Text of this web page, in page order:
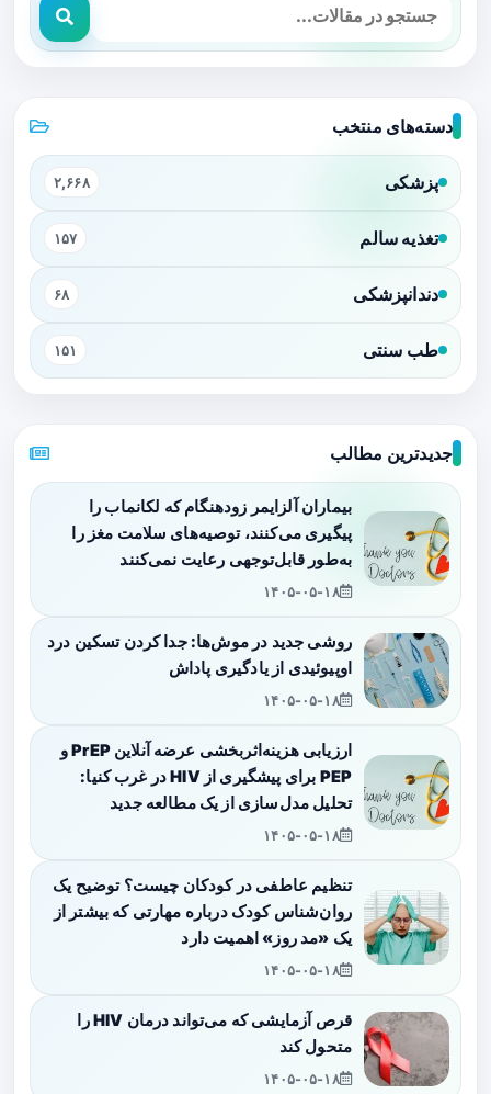
دسته‌های منتخب
پزشکی ۲,۶۶۸
تغذیه سالم ۱۵۷
دندانپزشکی ۶۸
طب سنتی ۱۵۱
جدیدترین مطالب
بیماران آلزایمر زودهنگام که لکانماب را
پیگیری می‌کنند، توصیه‌های سلامت مغز را
به‌طور قابل‌توجهی رعایت نمی‌کنند
۱۴۰۵-۰۵-۱۸
روشی جدید در موش‌ها: جدا کردن تسکین درد
اوپیوئیدی از یادگیری پاداش
۱۴۰۵-۰۵-۱۸
ارزیابی هزینه‌اثربخشی عرضه آنلاین PrEP و
PEP برای پیشگیری از HIV در غرب کنیا:
تحلیل مدل‌سازی از یک مطالعه جدید
۱۴۰۵-۰۵-۱۸
تنظیم عاطفی در کودکان چیست؟ توضیح یک
روان‌شناس کودک درباره مهارتی که بیشتر از
یک «مد روز» اهمیت دارد
۱۴۰۵-۰۵-۱۸
قرص آزمایشی که می‌تواند درمان HIV را
متحول کند
۱۴۰۵-۰۵-۱۸